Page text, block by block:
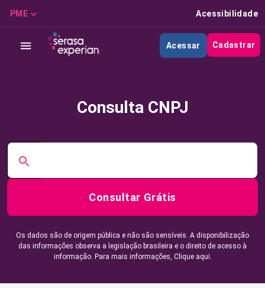
PME Acessibilidade
Acessar Cadastrar
Consulta CNPJ
Consultar Grátis
Os dados são de origem pública e não são sensíveis. A disponibilização
das informações observa a legislação brasileira e o direito de acesso à
informação. Para mais informações, Clique aqui.